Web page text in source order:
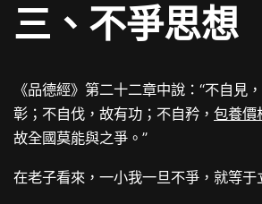
三、不爭思想
《品德經》第二十二章中說：“不自見
彰；不自伐，故有功；不自矜，包養價
故全國莫能與之爭。”
在老子看來，一小我一旦不爭，就等于